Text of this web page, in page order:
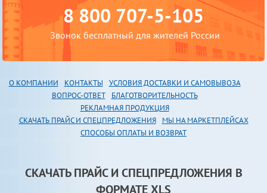
8 800 707-5-105
Звонок бесплатный для жителей России
О КОМПАНИИ КОНТАКТЫ
УСЛОВИЯ ДОСТАВКИ И САМОВЫВОЗА
ВОПРОС-ОТВЕТ
БЛАГОТВОРИТЕЛЬНОСТЬ
РЕКЛАМНАЯ ПРОДУКЦИЯ
СКАЧАТЬ ПРАЙС И СПЕЦПРЕДЛОЖЕНИЯ
МЫ НА МАРКЕТПЛЕЙСАХ
СПОСОБЫ ОПЛАТЫ И ВОЗВРАТ
СКАЧАТЬ ПРАЙC И СПЕЦПРЕДЛОЖЕНИЯ В
ФОРМАТЕ XLS